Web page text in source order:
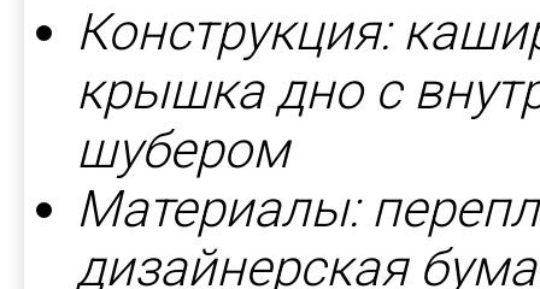
Конструкция:
крышка дно с
шубером
Материалы:
дизайнерская